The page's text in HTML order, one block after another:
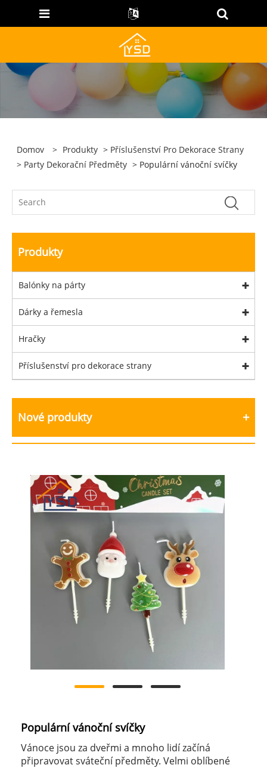
Domov > Produkty > Příslušenství Pro Dekorace Strany
> Party Dekorační Předměty > Populární vánoční svíčky
Produkty
Balónky na párty
Dárky a řemesla
Hračky
Příslušenství pro dekorace strany
Nové produkty
Populární vánoční svíčky
Vánoce jsou za dveřmi a mnoho lidí začíná
připravovat sváteční předměty. Velmi oblíbené